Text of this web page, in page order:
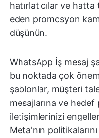
hatırlatıcılar ve hatta
eden promosyon
düşünün.
WhatsApp İş mesaj
bu noktada çok
şablonlar, müşteri
mesajlarına ve
iletişimlerinizi
Meta'nın